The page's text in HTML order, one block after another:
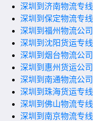
深圳到济南物流专线
深圳到保定物流专线
深圳到福州物流公司
深圳到沈阳货运专线
深圳到烟台物流公司
深圳到惠州货运公司
深圳到南通物流公司
深圳到珠海货运专线
深圳到佛山物流专线
深圳到南京物流专线